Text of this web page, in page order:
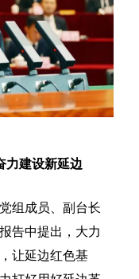
力建设新延边
组成员、副台长
告中提出，大力
让延边红色基